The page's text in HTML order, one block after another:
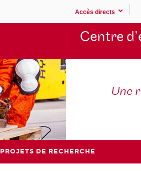
Accès directs
Centre
Une
PROJETS DE RECHERCHE